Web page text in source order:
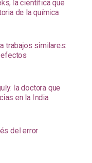
la científica que
de la química
trabajos similares:
efectos
la doctora que
en la India
del error